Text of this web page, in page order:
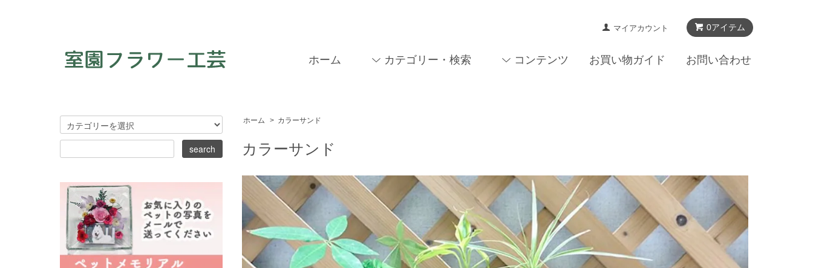
0アイテム
マイアカウント
ホーム カテゴリー・検索 コンテンツ お買い物ガイド お問い合わせ
ホーム > カラーサンド
カラーサンド